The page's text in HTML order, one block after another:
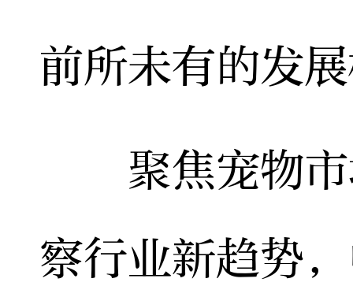
前所未有的发
聚焦宠物市
察行业新趋势